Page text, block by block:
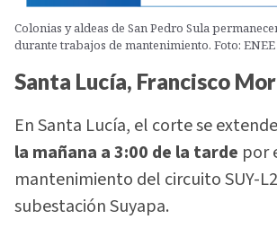
Colonias y aldeas de San Pedro Sula
durante trabajos de mantenimiento. Foto: ENEE
Santa Lucía, Francisco
En Santa Lucía, el corte se
la mañana a 3:00 de la tarde por
mantenimiento del circuito SUY-
subestación Suyapa.